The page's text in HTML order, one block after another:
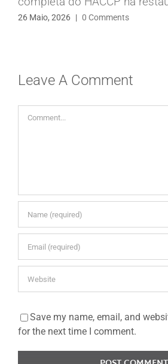
26 Maio, 2026 | 0 Comments
Leave A Comment
Save my name, email, and
for the next time I comment.